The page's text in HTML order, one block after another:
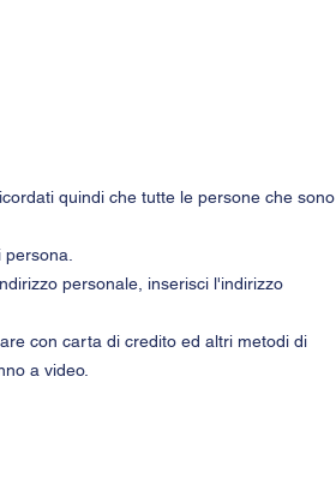
quindi che tutte le persone che sono
personale, inserisci l'indirizzo
con carta di credito ed altri metodi di
a video.